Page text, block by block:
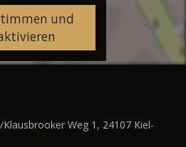
und
Weg 1, 24107 Kiel-